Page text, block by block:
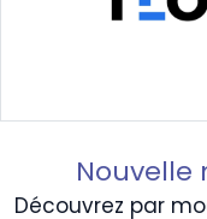
Nouvelle
Découvrez par